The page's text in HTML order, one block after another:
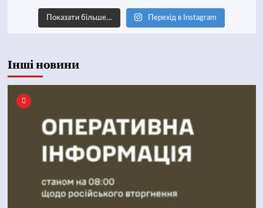
Показати більше… Перехід в Instagram
Інші новини